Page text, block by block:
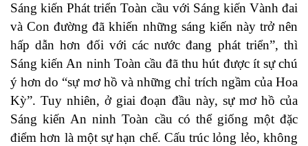
Sáng kiến Phát triển Toàn cầu với Sáng kiến Vành đai
và Con đường đã khiến những sáng kiến này trở nên
hấp dẫn hơn đối với các nước đang phát triển”, thì
Sáng kiến An ninh Toàn cầu đã thu hút được ít sự chú
ý hơn do “sự mơ hồ và những chỉ trích ngầm của Hoa
Kỳ”. Tuy nhiên, ở giai đoạn đầu này, sự mơ hồ của
Sáng kiến An ninh Toàn cầu có thể giống một đặc
điểm hơn là một sự hạn chế. Cấu trúc lỏng lẻo, không